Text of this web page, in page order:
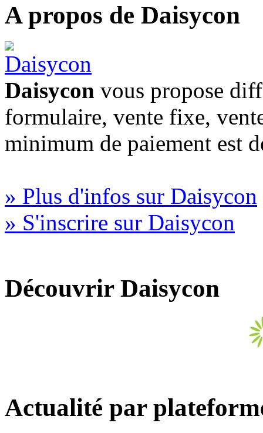
A propos de Daisycon
Daisycon vous propose
formulaire, vente fixe,
minimum de paiement est
» Plus d'infos sur Daisycon
» S'inscrire sur Daisycon
Découvrir Daisycon
Actualité par